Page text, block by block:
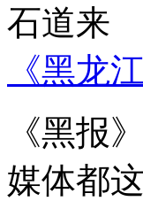
石道来
《黑龙
《黑报
媒体都